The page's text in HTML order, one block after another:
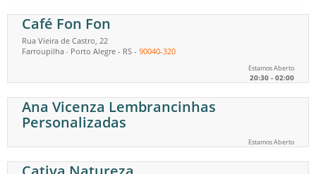
Café Fon Fon
Rua Vieira de Castro, 22
Farroupilha - Porto Alegre - RS - 90040-320
Estamos Aberto
20:30 - 02:00
Ana Vicenza Lembrancinhas
Personalizadas
Estamos Aberto